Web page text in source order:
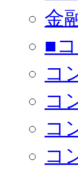
金
■
コ
コ
コ
コ